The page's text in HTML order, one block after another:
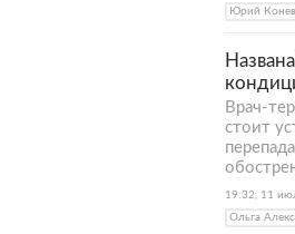
Юрий Конев
Врач-
стоит
19:32, 11
Ольга